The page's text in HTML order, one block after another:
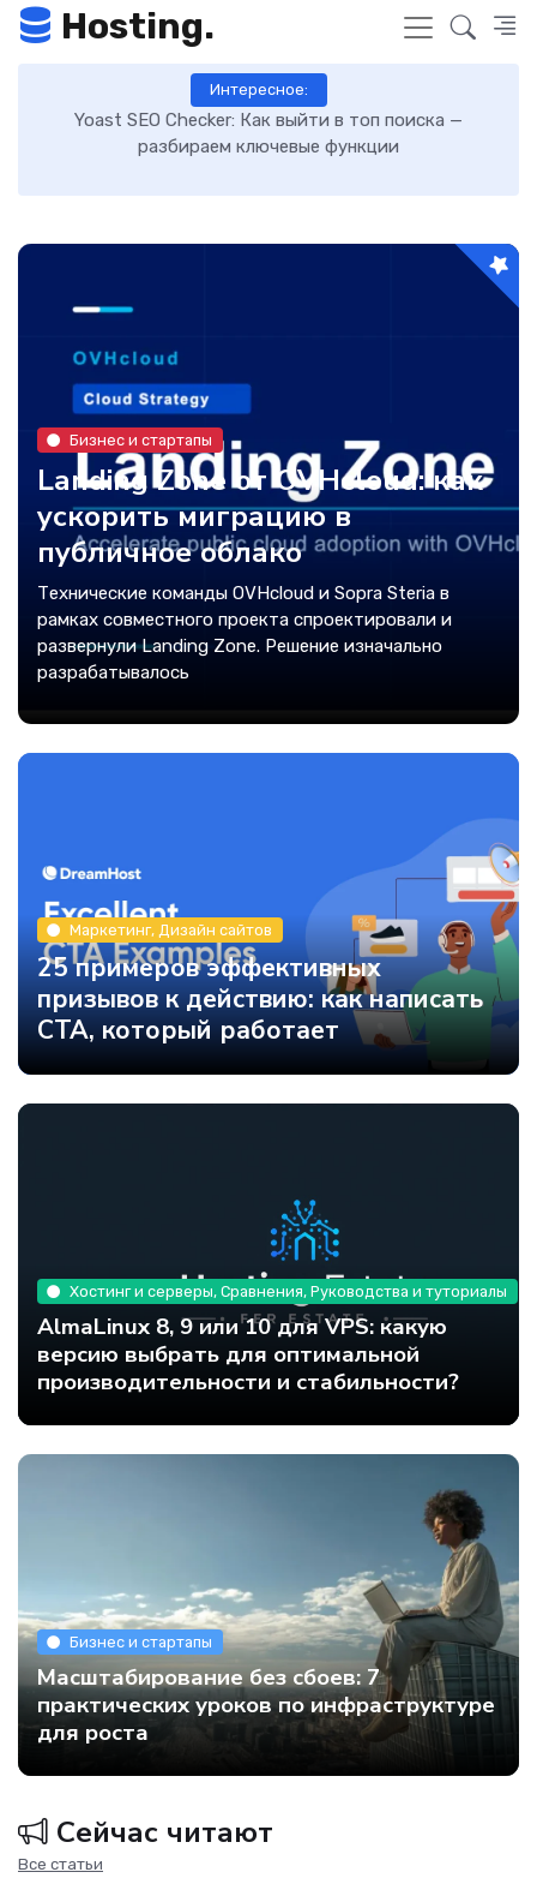
Hosting.
Интересное:
Как включить GZIP-сжатие в WordPress и ускорить
загрузку сайта: пошаговая инструкция
Бизнес и стартапы
Landing Zone от OVHcloud: как
ускорить миграцию в
публичное облако
Технические команды OVHcloud и Sopra Steria в
рамках совместного проекта спроектировали и
развернули Landing Zone. Решение изначально
разрабатывалось
Маркетинг, Дизайн сайтов
25 примеров эффективных
призывов к действию: как написать
CTA, который работает
Хостинг и серверы, Сравнения, Руководства и туториалы
AlmaLinux 8, 9 или 10 для VPS: какую
версию выбрать для оптимальной
производительности и стабильности?
Бизнес и стартапы
Масштабирование без сбоев: 7
практических уроков по инфраструктуре
для роста
Сейчас читают
Все статьи